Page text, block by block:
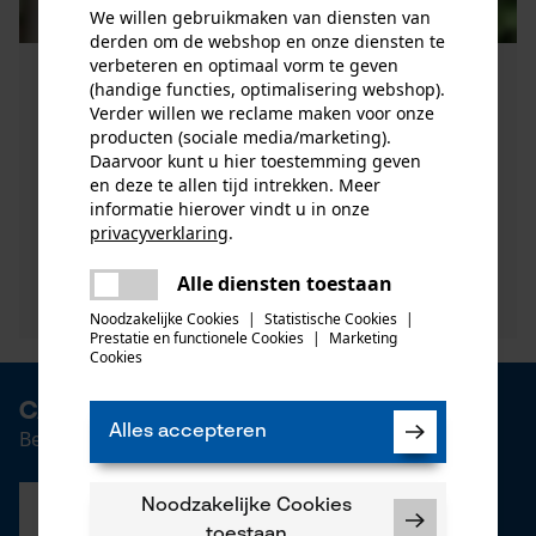
WERKSCHOENEN
Ons assortiment werkschoenen zonder
snijbescherming is gemaakt voor paden, die niet
vaak bewandeld worden: Stabiel, ergonomisch,
hoogwaardig verwerkt, slijtvas ...
Nu bekijken
Catalogus downloaden
Bestel of download nu de nieuwe catalogus
Per Post
We willen gebruikmaken van diensten van
derden om de webshop en onze diensten te
verbeteren en optimaal vorm te geven
(handige functies, optimalisering webshop).
Verder willen we reclame maken voor onze
producten (sociale media/marketing).
Daarvoor kunt u hier toestemming geven
en deze te allen tijd intrekken. Meer
informatie hierover vindt u in onze
privacyverklaring.
Alle diensten toestaan
Noodzakelijke Cookies | Statistische Cookies |
Prestatie en functionele Cookies |
Marketing
Cookies
Alles accepteren
Noodzakelijke Cookies
Er is een fout opgetreden. Gelieve
het opnieuw te proberen.
delen
mail